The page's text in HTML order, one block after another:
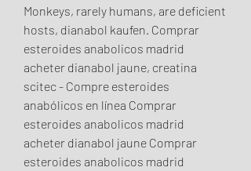
Monkeys, rarely humans, are deficient
hosts, dianabol kaufen. Comprar
esteroides anabolicos madrid
acheter dianabol jaune, creatina
scitec - Compre esteroides
anabólicos en línea Comprar
esteroides anabolicos madrid
acheter dianabol jaune Comprar
esteroides anabolicos madrid